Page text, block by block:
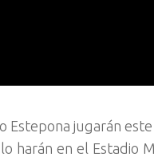
jugarán
harán en el Estadio